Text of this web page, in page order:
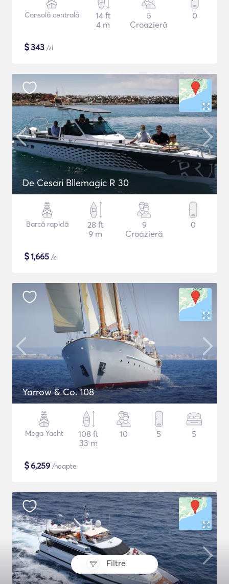
Filtre
Consolă centrală
14 ft
4 m
5
Croazieră
0
$343 /zi
De Cesari Bllemagic R 30
Barcă rapidă
28 ft
9 m
9
Croazieră
0
$1,665 /zi
Yarrow & Co. 108
Mega Yacht
108 ft
33 m
10 5 5
$6,259 /noapte